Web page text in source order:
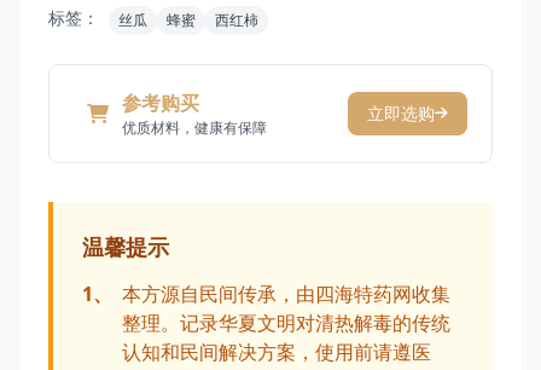
标签： 丝瓜 蜂蜜 西红柿
参考购买
优质材料，健康有保障
立即选购
温馨提示
1、
本方源自民间传承，由四海特药网收集
整理。记录华夏文明对清热解毒的传统
认知和民间解决方案，使用前请遵医